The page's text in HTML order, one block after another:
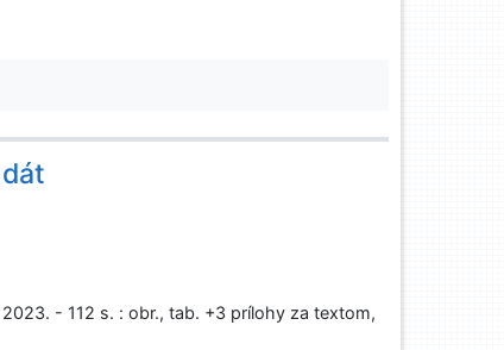
2023. - 112 s. : obr., tab. +3 prílohy za textom,